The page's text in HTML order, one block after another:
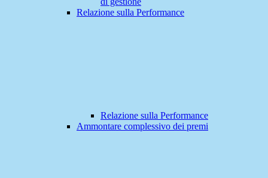
Relazione sulla Performance
Relazione sulla Performance
Ammontare complessivo dei premi